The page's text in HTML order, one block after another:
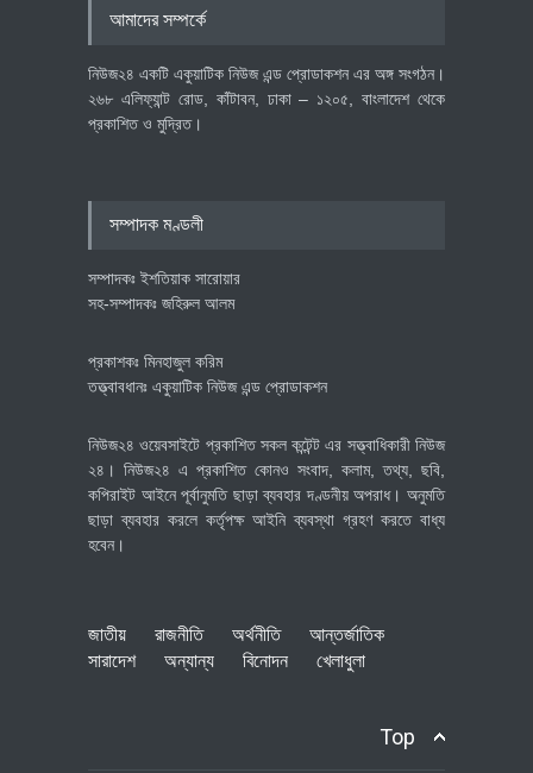
আমাদের সম্পর্কে
নিউজ২৪ একটি একুয়াটিক নিউজ এন্ড প্রোডাকশন এর অঙ্গ সংগঠন।
২৬৮ এলিফ্যান্ট রোড, কাঁটাবন, ঢাকা – ১২০৫, বাংলাদেশ থেকে
প্রকাশিত ও মুদ্রিত।
সম্পাদক মণ্ডলী
সম্পাদকঃ ইশতিয়াক সারোয়ার
সহ-সম্পাদকঃ জহিরুল আলম
প্রকাশকঃ মিনহাজুল করিম
তত্ত্বাবধানঃ একুয়াটিক নিউজ এন্ড প্রোডাকশন
নিউজ২৪ ওয়েবসাইটে প্রকাশিত সকল কন্টেন্ট এর সত্ত্বাধিকারী নিউজ
২৪। নিউজ২৪ এ প্রকাশিত কোনও সংবাদ, কলাম, তথ্য, ছবি,
কপিরাইট আইনে পূর্বানুমতি ছাড়া ব্যবহার দণ্ডনীয় অপরাধ। অনুমতি
ছাড়া ব্যবহার করলে কর্তৃপক্ষ আইনি ব্যবস্থা গ্রহণ করতে বাধ্য
হবেন।
জাতীয় রাজনীতি অর্থনীতি
আন্তর্জাতিক
সারাদেশ
অন্যান্য বিনোদন খেলাধুলা
Top